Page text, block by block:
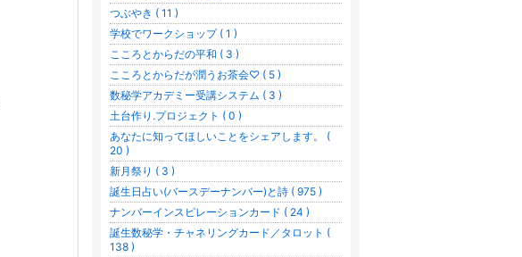
つぶやき ( 11 )
学校でワークショップ ( 1 )
こころとからだの平和 ( 3 )
こころとからだが潤うお茶会♡ ( 5 )
数秘学アカデミー受講システム ( 3 )
土台作り.プロジェクト ( 0 )
あなたに知ってほしいことをシェアします。 (
20 )
新月祭り ( 3 )
誕生日占い(バースデーナンバー)と詩 ( 975 )
ナンバーインスピレーションカード ( 24 )
誕生数秘学・チャネリングカード／タロット (
138 )